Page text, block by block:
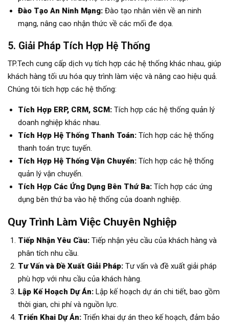
Đào Tạo An Ninh Mạng: Đào tạo nhân viên về an ninh
mạng, nâng cao nhận thức về các mối đe dọa.
5. Giải Pháp Tích Hợp Hệ Thống
TP.Tech cung cấp dịch vụ tích hợp các hệ thống khác nhau, giúp
khách hàng tối ưu hóa quy trình làm việc và nâng cao hiệu quả.
Chúng tôi tích hợp các hệ thống:
Tích Hợp ERP, CRM, SCM: Tích hợp các hệ thống quản lý
doanh nghiệp khác nhau.
Tích Hợp Hệ Thống Thanh Toán: Tích hợp các hệ thống
thanh toán trực tuyến.
Tích Hợp Hệ Thống Vận Chuyển: Tích hợp các hệ thống
quản lý vận chuyển.
Tích Hợp Các Ứng Dụng Bên Thứ Ba: Tích hợp các ứng
dụng bên thứ ba vào hệ thống của doanh nghiệp.
Quy Trình Làm Việc Chuyên Nghiệp
Tiếp Nhận Yêu Cầu: Tiếp nhận yêu cầu của khách hàng và
phân tích nhu cầu.
Tư Vấn và Đề Xuất Giải Pháp: Tư vấn và đề xuất giải pháp
phù hợp với nhu cầu của khách hàng.
Lập Kế Hoạch Dự Án: Lập kế hoạch dự án chi tiết, bao gồm
thời gian, chi phí và nguồn lực.
Triển Khai Dự Án: Triển khai dự án theo kế hoạch, đảm bảo